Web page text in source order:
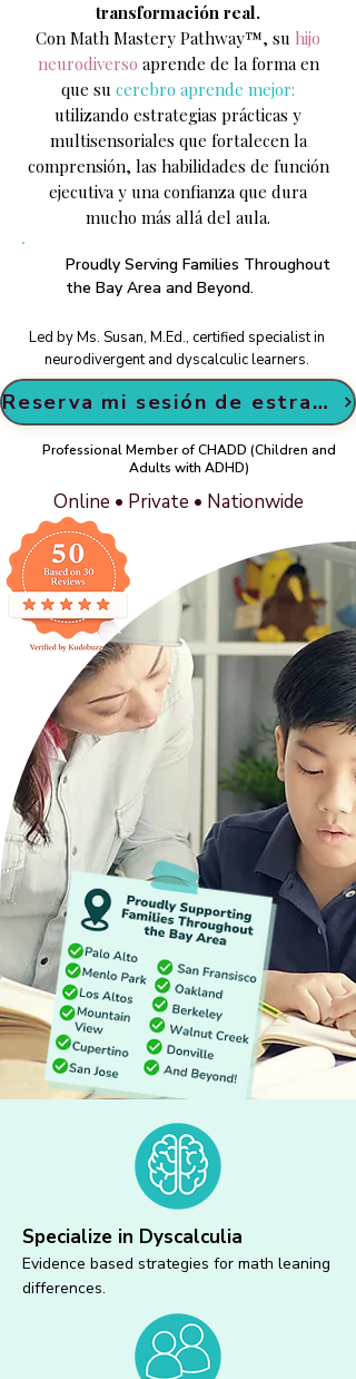
transformación real.
Con Math Mastery Pathway™, su hijo
neurodiverso aprende de la forma en
que su cerebro aprende mejor:
utilizando estrategias prácticas y
multisensoriales que fortalecen la
comprensión, las habilidades de función
ejecutiva y una confianza que dura
mucho más allá del aula.
Proudly Serving Families Throughout
the Bay Area and Beyond.
Led by Ms. Susan, M.Ed., certified specialist in
neurodivergent and dyscalculic learners.
Reserva mi sesión de estrategia GRATIS
Professional Member of CHADD (Children and
Adults with ADHD)
Online • Private • Nationwide
Specialize in Dyscalculia
Evidence based strategies for math leaning
differences.